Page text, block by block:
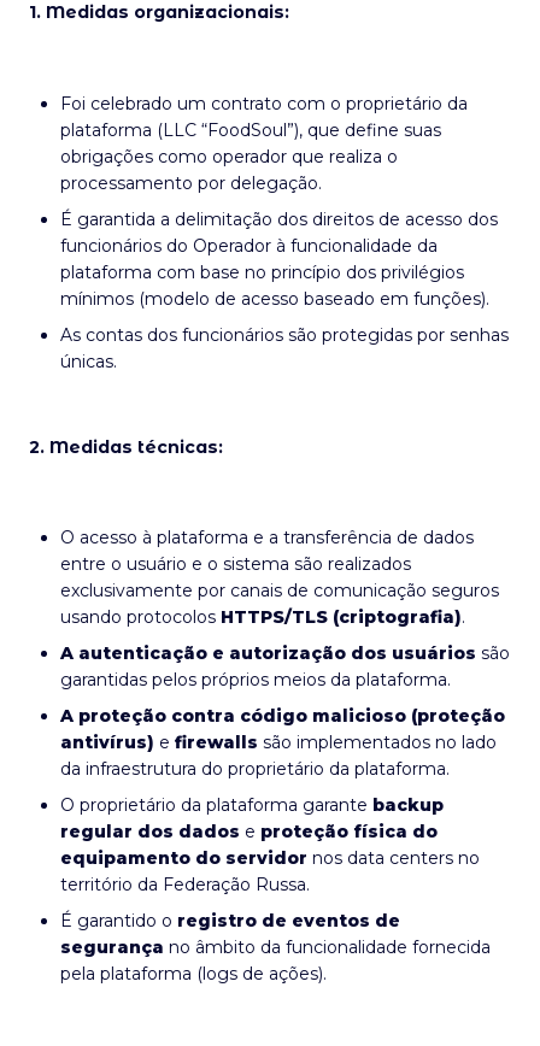
1. Medidas organizacionais:
Foi celebrado um contrato com o proprietário da
plataforma (LLC “FoodSoul”), que define suas
obrigações como operador que realiza o
processamento por delegação.
É garantida a delimitação dos direitos de acesso dos
funcionários do Operador à funcionalidade da
plataforma com base no princípio dos privilégios
mínimos (modelo de acesso baseado em funções).
As contas dos funcionários são protegidas por senhas
únicas.
2. Medidas técnicas:
O acesso à plataforma e a transferência de dados
entre o usuário e o sistema são realizados
exclusivamente por canais de comunicação seguros
usando protocolos HTTPS/TLS (criptografia).
A autenticação e autorização dos usuários são
garantidas pelos próprios meios da plataforma.
A proteção contra código malicioso (proteção
antivírus) e firewalls são implementados no lado
da infraestrutura do proprietário da plataforma.
O proprietário da plataforma garante backup
regular dos dados e proteção física do
equipamento do servidor nos data centers no
território da Federação Russa.
É garantido o registro de eventos de
segurança no âmbito da funcionalidade fornecida
pela plataforma (logs de ações).